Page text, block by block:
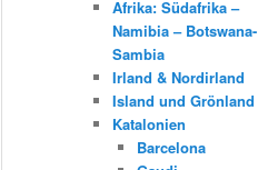
Afrika: Südafrika –
Namibia – Botswana-
Sambia
Irland & Nordirland
Island und Grönland
Katalonien
Barcelona